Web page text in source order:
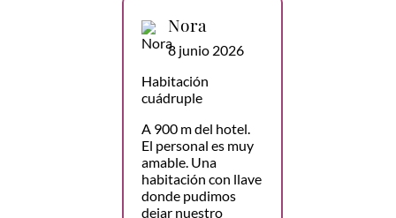
Nora
8 junio 2026
Habitación
cuádruple
A 900 m del hotel.
El personal es muy
amable. Una
habitación con llave
donde pudimos
dejar nuestro